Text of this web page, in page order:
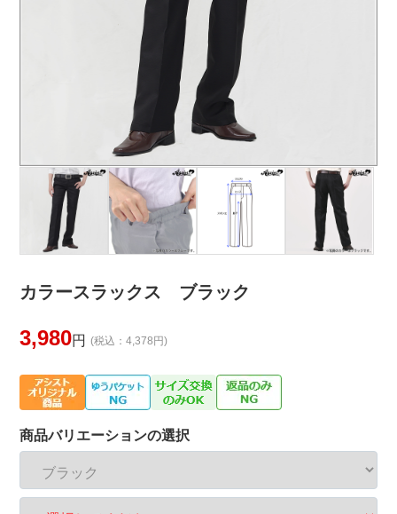
カラースラックス ブラック
3,980円 (税込：4,378円)
商品バリエーションの選択